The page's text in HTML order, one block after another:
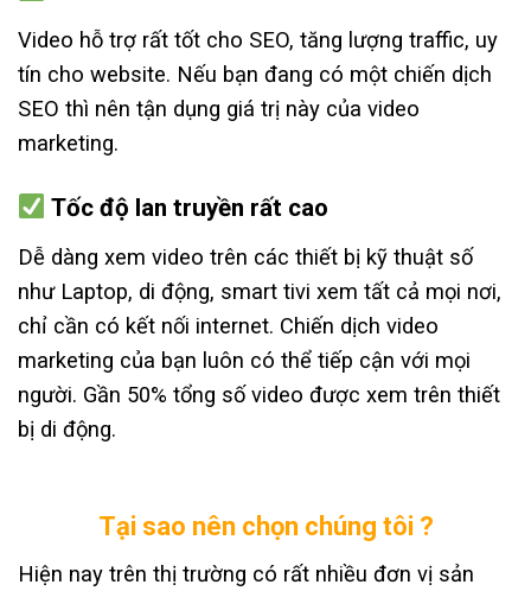
Video hỗ trợ rất tốt cho SEO, tăng lượng traffic, uy
tín cho website. Nếu bạn đang có một chiến dịch
SEO thì nên tận dụng giá trị này của video
marketing.
Tốc độ lan truyền rất cao
Dễ dàng xem video trên các thiết bị kỹ thuật số
như Laptop, di động, smart tivi xem tất cả mọi nơi,
chỉ cần có kết nối internet. Chiến dịch video
marketing của bạn luôn có thể tiếp cận với mọi
người. Gần 50% tổng số video được xem trên thiết
bị di động.
Tại sao nên chọn chúng tôi ?
Hiện nay trên thị trường có rất nhiều đơn vị sản